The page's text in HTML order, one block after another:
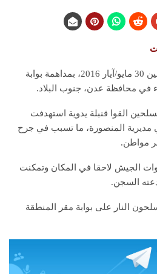
قام مسلحون، فجر اليوم الاثنين 30 مايو/آيار 2016، بمداهمة بوابة
محافظة عدن، جنوب البلاد.
القوا قنبلة يدوية استهدفت
22 مايو في مديرية المنصورة، ما تسبب في جرح
مواطن.
الجيش لاحقا في المكان وتمكنت
السجن.
النار على بوابة مقر المنطقة